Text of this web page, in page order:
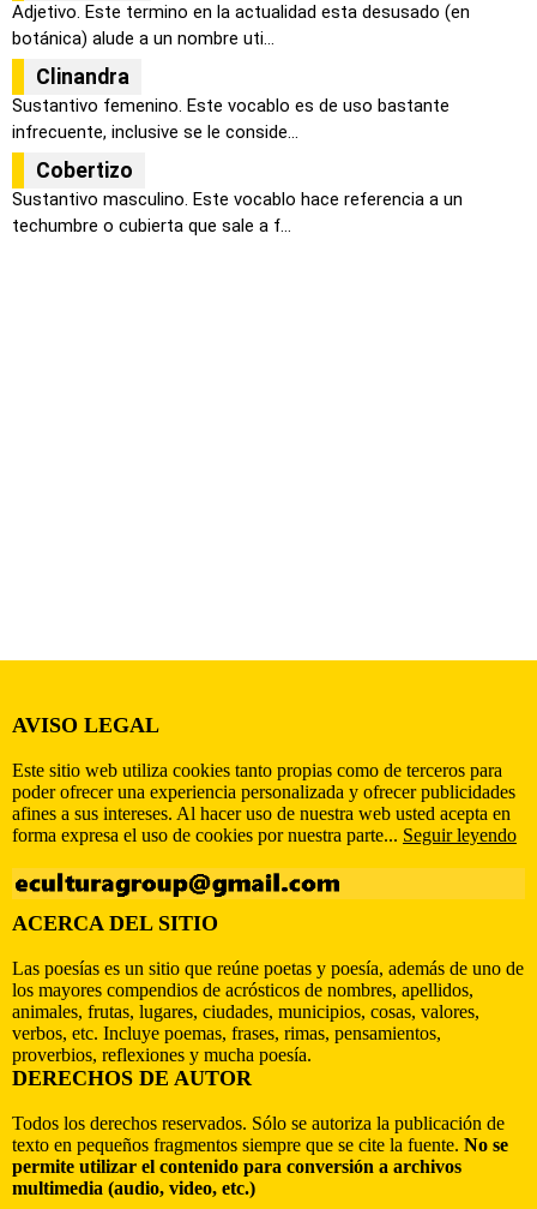
Adjetivo. Este termino en la actualidad esta desusado (en
botánica) alude a un nombre uti...
Clinandra
Sustantivo femenino. Este vocablo es de uso bastante
infrecuente, inclusive se le conside...
Cobertizo
Sustantivo masculino. Este vocablo hace referencia a un
techumbre o cubierta que sale a f...
AVISO LEGAL
Este sitio web utiliza cookies tanto propias como de terceros para
poder ofrecer una experiencia personalizada y ofrecer publicidades
afines a sus intereses. Al hacer uso de nuestra web usted acepta en
forma expresa el uso de cookies por nuestra parte... Seguir leyendo
ACERCA DEL SITIO
Las poesías es un sitio que reúne poetas y poesía, además de uno de
los mayores compendios de acrósticos de nombres, apellidos,
animales, frutas, lugares, ciudades, municipios, cosas, valores,
verbos, etc. Incluye poemas, frases, rimas, pensamientos,
proverbios, reflexiones y mucha poesía.
DERECHOS DE AUTOR
Todos los derechos reservados. Sólo se autoriza la publicación de
texto en pequeños fragmentos siempre que se cite la fuente. No se
permite utilizar el contenido para conversión a archivos
multimedia (audio, video, etc.)